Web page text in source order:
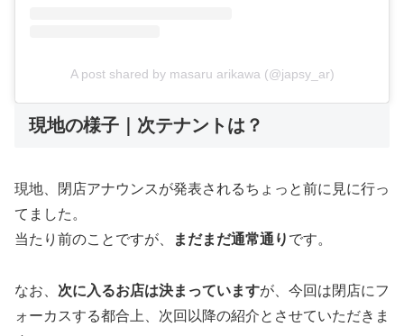
A post shared by masaru arikawa (@japsy_ar)
現地の様子｜次テナントは？
現地、閉店アナウンスが発表されるちょっと前に見に行っ
てました。
当たり前のことですが、
まだまだ通常通り です。
なお、 次に入るお店は決まっていますが、今回は閉店にフ
ォーカスする都合上、次回以降の紹介とさせていただきま